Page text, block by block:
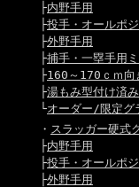
├内野手用
├投手・オールポ
├外野手用
├捕手・一塁手用
├160～170ｃｍ向
├湯もみ型付け済み
└オーダー/限定グ
・ スラッガー硬式
├内野手用
├投手・オールポ
├外野手用